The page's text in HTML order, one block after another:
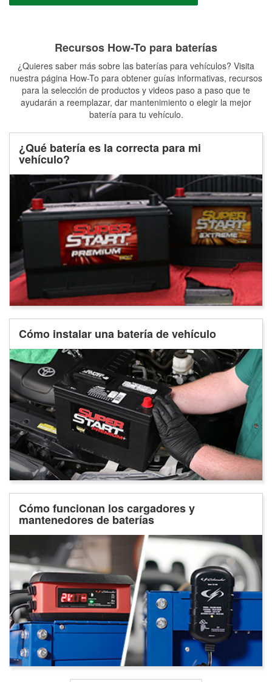
Recursos How-To para baterías
¿Quieres saber más sobre las baterías para vehículos? Visita
nuestra página How-To para obtener guías informativas, recursos
para la selección de productos y videos paso a paso que te
ayudarán a reemplazar, dar mantenimiento o elegir la mejor
batería para tu vehículo.
¿Qué batería es la correcta para mi
vehículo?
Cómo instalar una batería de vehículo
Cómo funcionan los cargadores y
mantenedores de baterías